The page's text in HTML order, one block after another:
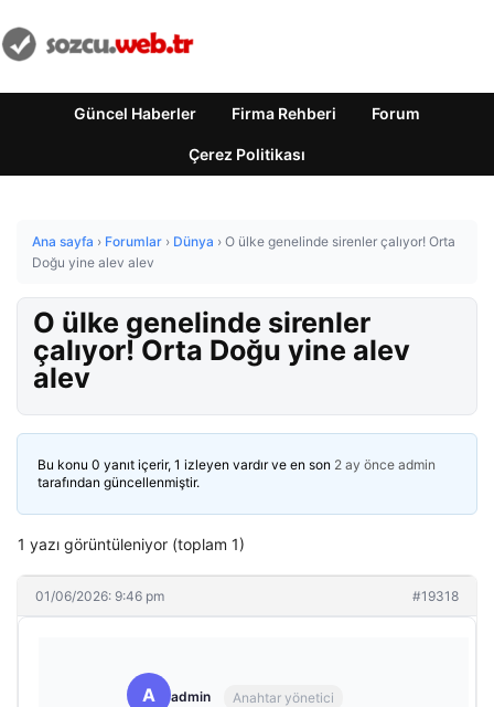
Güncel Haberler Firma Rehberi Forum
Çerez Politikası
Ana sayfa › Forumlar › Dünya › O ülke genelinde sirenler çalıyor! Orta
Doğu yine alev alev
O ülke genelinde sirenler
çalıyor! Orta Doğu yine alev
alev
Bu konu 0 yanıt içerir, 1 izleyen vardır ve en son 2 ay önce admin
tarafından güncellenmiştir.
1 yazı görüntüleniyor (toplam 1)
01/06/2026: 9:46 pm #19318
A admin Anahtar yönetici